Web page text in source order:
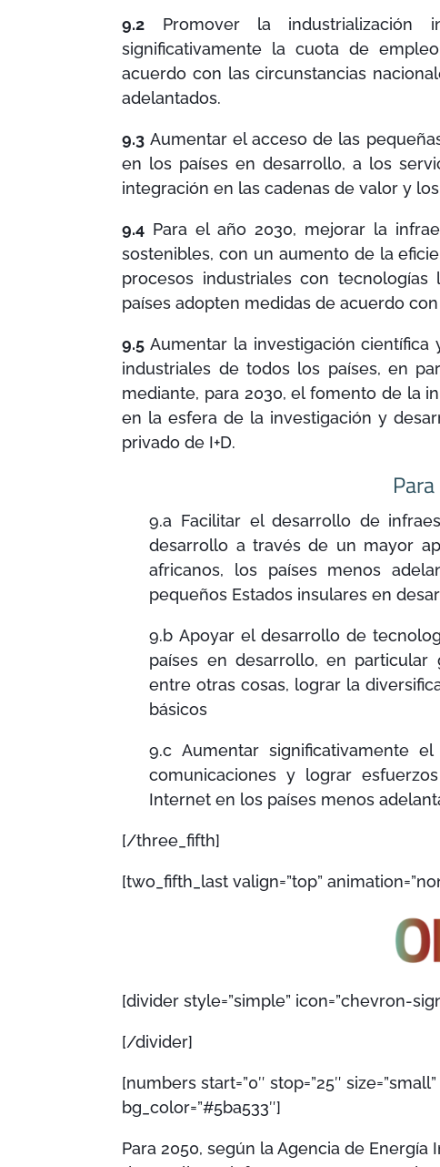
9.2 Promover la industrialización
significativamente la cuota de
acuerdo con las circunstancias
adelantados.
9.3 Aumentar el acceso de las
en los países en desarrollo, a los
integración en las cadenas de valor y
9.4 Para el año 2030, mejorar la
sostenibles, con un aumento de la
procesos industriales con
países adopten medidas de acuerdo
9.5 Aumentar la investigación
industriales de todos los países, en
mediante, para 2030, el fomento de la
en la esfera de la investigación y
privado de I+D.
9.a Facilitar el desarrollo de
desarrollo a través de un mayor
africanos, los países menos
pequeños Estados insulares en
9.b Apoyar el desarrollo de
países en desarrollo, en particular
entre otras cosas, lograr la
básicos
9.c Aumentar significativamente
comunicaciones y lograr
Internet en los países menos
[/three_fifth]
[two_fifth_last valign=”top”
[divider style=”simple” icon=”chevron-
[/divider]
[numbers start=”0″ stop=”25″
bg_color=”#5ba533″]
Para 2050, según la Agencia de